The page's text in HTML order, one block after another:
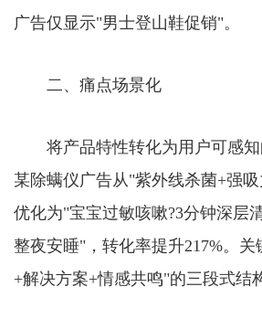
广告仅显示"男士登山鞋促销"。
二、痛点场景化
将产品特性转化为用户可感知
某除螨仪广告从"紫外线杀菌+强吸
优化为"宝宝过敏咳嗽?3分钟深层
整夜安睡"，转化率提升217%。
+解决方案+情感共鸣"的三段式结